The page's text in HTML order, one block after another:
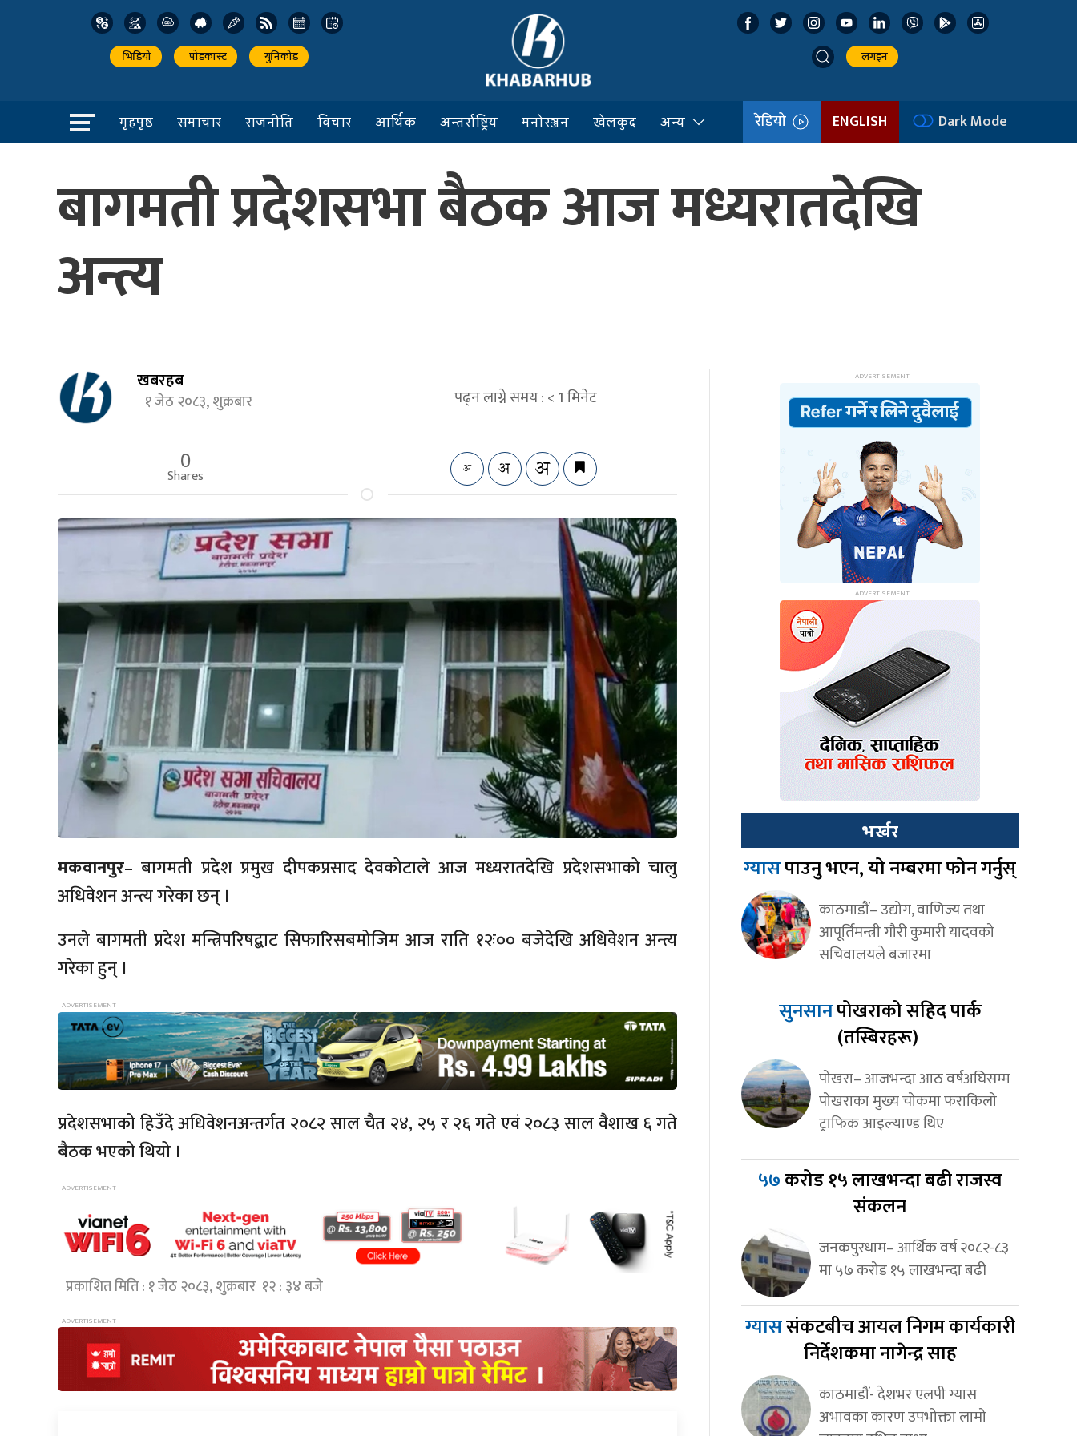
भिडियो पोडकास्ट युनिकोड लगइन
गृहपृष्ठ समाचार राजनीति विचार आर्थिक अन्तर्राष्ट्रिय मनोरञ्जन खेलकुद अन्य रेडियो ENGLISH Dark Mode
बागमती प्रदेशसभा बैठक आज मध्यरातदेखि
अन्त्य
खबरहब
१ जेठ २०८३, शुक्रबार पढ्न लाग्ने समय :< 1मिनेट
0
Shares
मकवानपुर– बागमती प्रदेश प्रमुख दीपकप्रसाद देवकोटाले आज मध्यरातदेखि प्रदेशसभाको चालु
अधिवेशन अन्त्य गरेका छन् ।
उनले बागमती प्रदेश मन्त्रिपरिषद्बाट सिफारिसबमोजिम आज राति १२ः०० बजेदेखि अधिवेशन अन्त्य
गरेका हुन् ।
प्रदेशसभाको हिउँदे अधिवेशनअन्तर्गत २०८२ साल चैत २४, २५ र २६ गते एवं २०८३ साल वैशाख ६ गते
बैठक भएको थियो ।
प्रकाशित मिति : १ जेठ २०८३, शुक्रबार १२ : ३४ बजे
भर्खर
ग्यासपाउनु भएन, यो नम्बरमा फोन गर्नुस्
काठमाडौं– उद्योग, वाणिज्य तथा
आपूर्तिमन्त्री गौरी कुमारी यादवको
सचिवालयले बजारमा
सुनसानपोखराको सहिद पार्क
(तस्बिरहरू)
पोखरा– आजभन्दा आठ वर्षअघिसम्म
पोखराका मुख्य चोकमा फराकिलो
ट्राफिक आइल्याण्ड थिए
५७करोड १५ लाखभन्दा बढी राजस्व
संकलन
जनकपुरधाम– आर्थिक वर्ष २०८२-८३
मा ५७ करोड १५ लाखभन्दा बढी
ग्याससंकटबीच आयल निगम कार्यकारी
निर्देशकमा नागेन्द्र साह
काठमाडौं- देशभर एलपी ग्यास
अभावका कारण उपभोक्ता लामो